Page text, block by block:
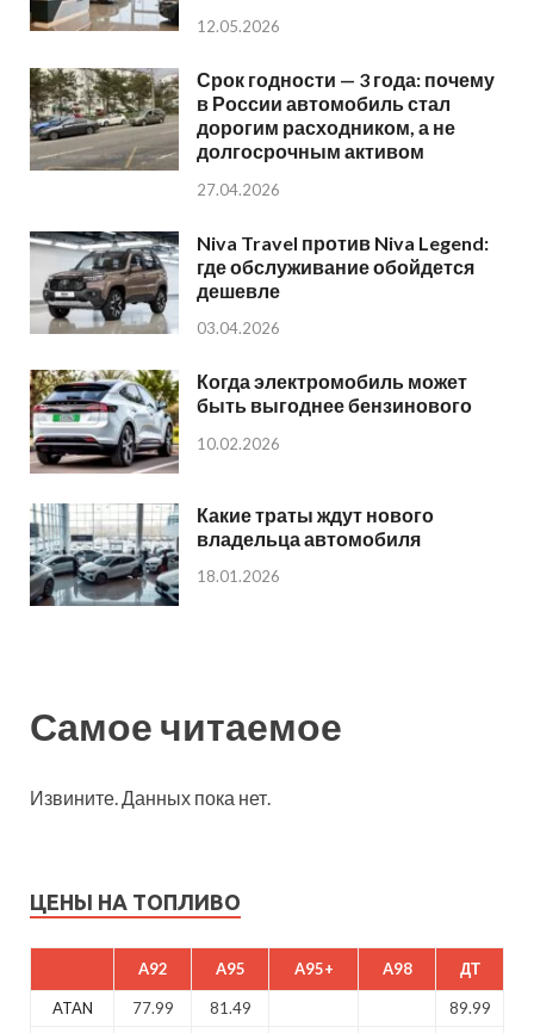
12.05.2026
Срок годности — 3 года: почему
в России автомобиль стал
дорогим расходником, а не
долгосрочным активом
27.04.2026
Niva Travel против Niva Legend:
где обслуживание обойдется
дешевле
03.04.2026
Когда электромобиль может
быть выгоднее бензинового
10.02.2026
Какие траты ждут нового
владельца автомобиля
18.01.2026
Самое читаемое
Извините. Данных пока нет.
ЦЕНЫ НА ТОПЛИВО
A92 A95 A95+ A98 ДТ
ATAN 77.99 81.49
89.99